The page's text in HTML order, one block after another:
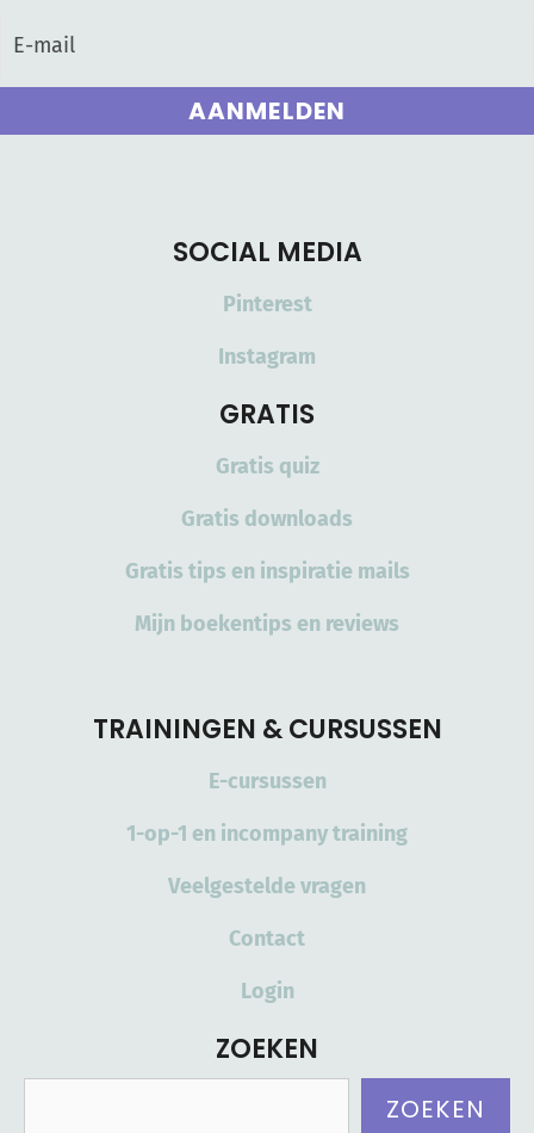
AANMELDEN
SOCIAL MEDIA
Pinterest
Instagram
GRATIS
Gratis quiz
Gratis downloads
Gratis tips en inspiratie mails
Mijn boekentips en reviews
TRAININGEN & CURSUSSEN
E-cursussen
1-op-1 en incompany training
Veelgestelde vragen
Contact
Login
ZOEKEN
ZOEKEN